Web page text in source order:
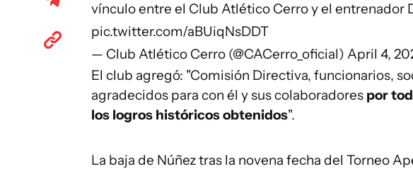
vínculo entre el Club Atlético Cerro y el entrenador
pic.twitter.com/aBUiqNsDDT
— Club Atlético Cerro (@CACerro_oficial) April 4,
El club agregó: "Comisión Directiva, funcionarios,
agradecidos para con él y sus colaboradores por
los logros históricos obtenidos".
La baja de Núñez tras la novena fecha del Torneo